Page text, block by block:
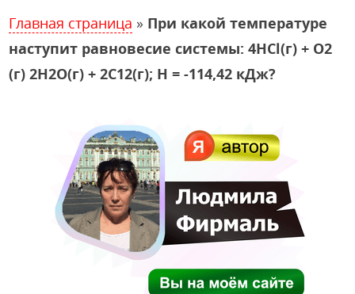
Главная страница » При какой температуре
наступит равновесие системы: 4НСl(г) + О2
(г) 2Н2О(г) + 2С12(г); H = -114,42 кДж?